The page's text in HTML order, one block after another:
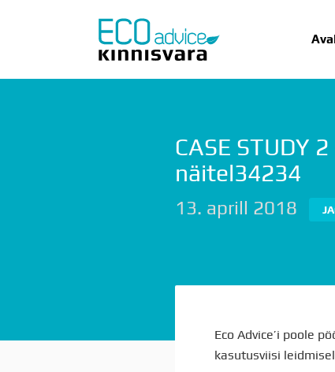
AVALEHT
CASE STUDY
näitel34234
13. aprill 2018
Eco Advice’i poole
kasutusviisi